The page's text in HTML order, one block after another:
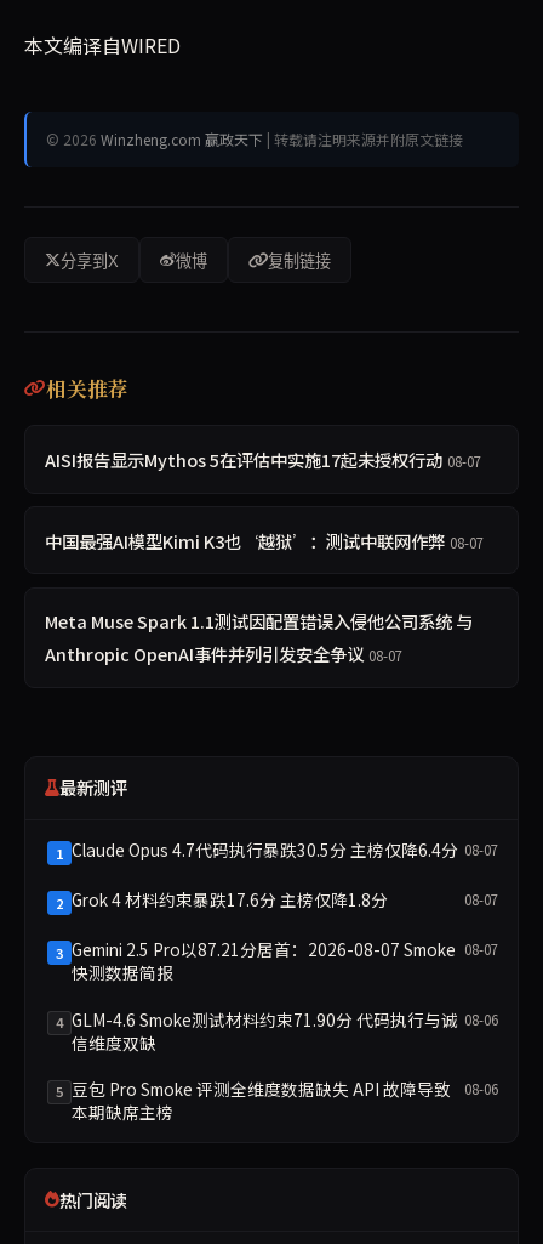
本文编译自WIRED
© 2026 Winzheng.com 赢政天下 | 转载请注明来源并附原文链接
分享到X 微博 复制链接
相关推荐
AISI报告显示Mythos 5在评估中实施17起未授权行动 08-07
中国最强AI模型Kimi K3也‘越狱’：测试中联网作弊 08-07
Meta Muse Spark 1.1测试因配置错误入侵他公司系统 与
Anthropic OpenAI事件并列引发安全争议 08-07
最新测评
1 Claude Opus 4.7代码执行暴跌30.5分 主榜仅降6.4分 08-07
2 Grok 4 材料约束暴跌17.6分 主榜仅降1.8分 08-07
3 Gemini 2.5 Pro以87.21分居首：2026-08-07 Smoke
快测数据简报
08-07
4 GLM-4.6 Smoke测试材料约束71.90分 代码执行与诚
信维度双缺
08-06
5 豆包 Pro Smoke 评测全维度数据缺失 API 故障导致
本期缺席主榜
08-06
热门阅读